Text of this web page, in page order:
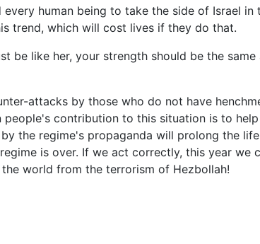
human being to take the side of Israel
trend, which will cost lives if they do that.
be like her, your strength should be the
attacks by those who do not have
people's contribution to this situation is to
the regime's propaganda will prolong the
is over. If we act correctly, this year
world from the terrorism of Hezbollah!